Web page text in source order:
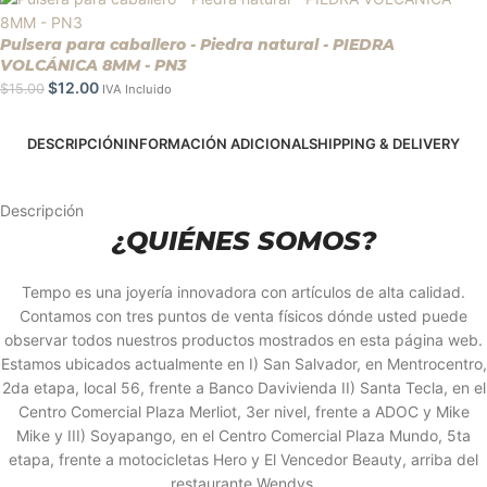
Pulsera para caballero - Piedra natural - PIEDRA
VOLCÁNICA 8MM - PN3
$15.00 $12.00 IVA Incluido
DESCRIPCIÓNINFORMACIÓN ADICIONALSHIPPING & DELIVERY
Descripción
¿QUIÉNES SOMOS?
Tempo es una joyería innovadora con artículos de alta calidad.
Contamos con tres puntos de venta físicos dónde usted puede
observar todos nuestros productos mostrados en esta página web.
Estamos ubicados actualmente en I) San Salvador, en Mentrocentro,
2da etapa, local 56, frente a Banco Davivienda II) Santa Tecla, en el
Centro Comercial Plaza Merliot, 3er nivel, frente a ADOC y Mike
Mike y III) Soyapango, en el Centro Comercial Plaza Mundo, 5ta
etapa, frente a motocicletas Hero y El Vencedor Beauty, arriba del